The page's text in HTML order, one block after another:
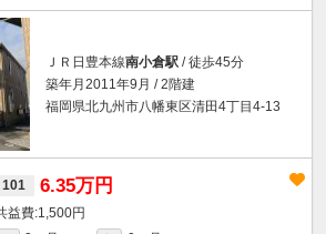
ＪＲ日豊本線南小倉駅 / 徒歩45分
築年月2011年9月 / 2階建
福岡県北九州市八幡東区清田4丁目4-13
101 6.35万円
1,500円